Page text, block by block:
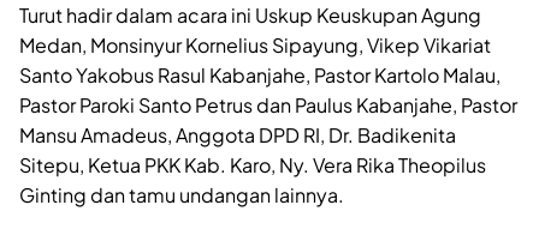
Turut hadir dalam acara ini Uskup Keuskupan Agung
Medan, Monsinyur Kornelius Sipayung, Vikep Vikariat
Santo Yakobus Rasul Kabanjahe, Pastor Kartolo Malau,
Pastor Paroki Santo Petrus dan Paulus Kabanjahe, Pastor
Mansu Amadeus, Anggota DPD RI, Dr. Badikenita
Sitepu, Ketua PKK Kab. Karo, Ny. Vera Rika Theopilus
Ginting dan tamu undangan lainnya.